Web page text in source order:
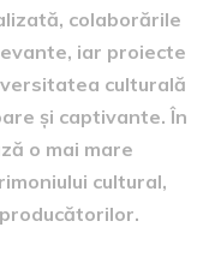
colaborările
iar proiecte
culturală
și captivante. În
o mai mare
cultural,